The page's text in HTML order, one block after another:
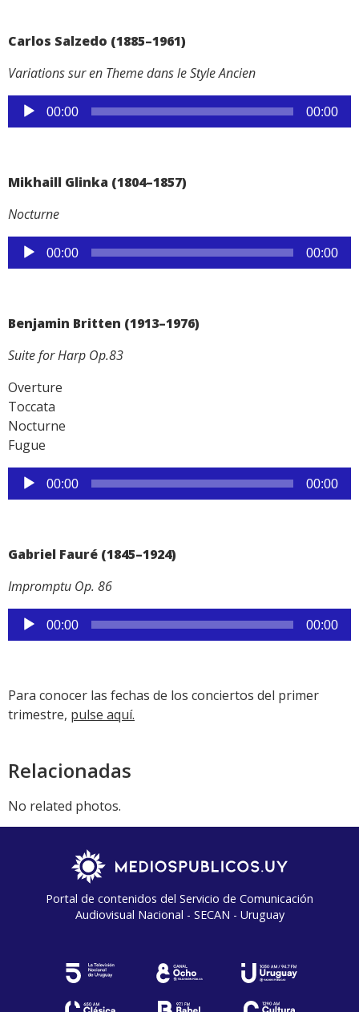
Carlos Salzedo (1885–1961)
Variations sur en Theme dans le Style Ancien
Reproductor
de
00:00 00:00
Mikhaill Glinka (1804–1857)
Nocturne
Reproductor
de
00:00 00:00
Benjamin Britten (1913–1976)
Suite for Harp Op.83
Overture
Toccata
Nocturne
Fugue
Reproductor
audio
00:00 00:00
Gabriel Fauré (1845–1924)
Impromptu Op. 86
Reproductor
de
00:00 00:00
Para conocer las fechas de los conciertos del primer
trimestre, pulse aquí.
Relacionadas
No related photos.
Portal de contenidos del Servicio de Comunicación
Audiovisual Nacional - SECAN - Uruguay